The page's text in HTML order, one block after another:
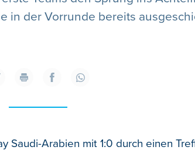
in der Vorrunde bereits
Saudi-Arabien mit 1:0 durch einen